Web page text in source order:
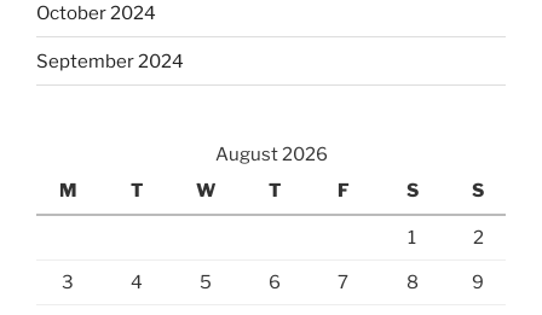
October 2024
September 2024
August 2026
M
T W T F S S
1 2
3 4 5 6 7 8 9